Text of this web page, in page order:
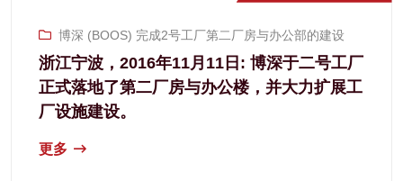
博深 (BOOS) 完成2号工厂第二厂房与办公部的建设
浙江宁波，2016年11月11日: 博深于二号工厂
正式落地了第二厂房与办公楼，并大力扩展工
厂设施建设。
更多